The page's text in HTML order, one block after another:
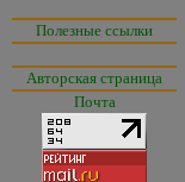
Полезные ссылки
Авторская страница
Почта